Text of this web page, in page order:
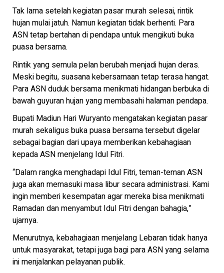
Tak lama setelah kegiatan pasar murah selesai, rintik
hujan mulai jatuh. Namun kegiatan tidak berhenti. Para
ASN tetap bertahan di pendapa untuk mengikuti buka
puasa bersama.
Rintik yang semula pelan berubah menjadi hujan deras.
Meski begitu, suasana kebersamaan tetap terasa hangat.
Para ASN duduk bersama menikmati hidangan berbuka di
bawah guyuran hujan yang membasahi halaman pendapa.
Bupati Madiun Hari Wuryanto mengatakan kegiatan pasar
murah sekaligus buka puasa bersama tersebut digelar
sebagai bagian dari upaya memberikan kebahagiaan
kepada ASN menjelang Idul Fitri.
“Dalam rangka menghadapi Idul Fitri, teman-teman ASN
juga akan memasuki masa libur secara administrasi. Kami
ingin memberi kesempatan agar mereka bisa menikmati
Ramadan dan menyambut Idul Fitri dengan bahagia,”
ujarnya.
Menurutnya, kebahagiaan menjelang Lebaran tidak hanya
untuk masyarakat, tetapi juga bagi para ASN yang selama
ini menjalankan pelayanan publik.